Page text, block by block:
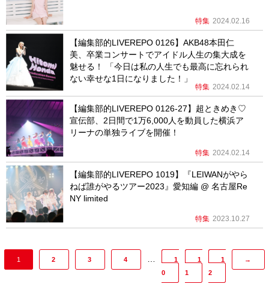
特集 2024.02.16
【編集部的LIVEREPO 0126】AKB48本田仁
美、卒業コンサートでアイドル人生の集大成を
魅せる！ 「今日は私の人生でも最高に忘れられ
ない幸せな1日になりました！」
特集 2024.02.14
【編集部的LIVEREPO 0126-27】超ときめき♡
宣伝部、2日間で1万6,000人を動員した横浜ア
リーナの単独ライブを開催！
特集 2024.02.14
【編集部的LIVEREPO 1019】『LEIWANがやら
ねば誰がやるツアー2023』愛知編 @ 名古屋Re
NY limited
特集 2023.10.27
1 2 3 4
1
0
1
1
1
2
→